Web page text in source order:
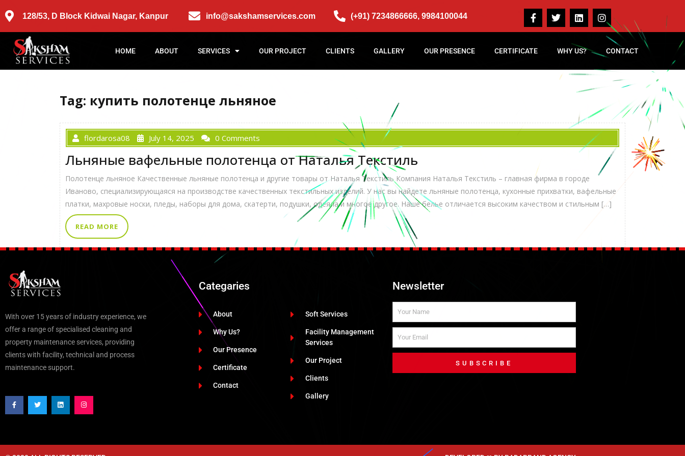
128/53, D Block Kidwai Nagar, Kanpur info@sakshamservices.com (+91) 7234866666, 9984100044
HOME ABOUT SERVICES OUR PROJECT CLIENTS GALLERY OUR PRESENCE CERTIFICATE WHY US? CONTACT
Tag: купить полотенце льняное
flordarosa08 July 14, 2025 0 Comments
Льняные вафельные полотенца от Наталья Текстиль
Полотенце льняное Качественные льняные полотенца и другие товары от Наталья Текстиль Компания Наталья Текстиль – главная фирма в городе
Иваново, специализирующаяся на производстве качественных текстильных изделий. У нас вы найдете льняные полотенца, кухонные прихватки, вафельные
платки, махровые носки, пледы, наборы для дома, скатерти, подушки, одеяла и многое другое. Наше белье отличается высоким качеством и стильным […]
READ MORE
With over 15 years of industry experience, we
offer a range of specialised cleaning and
property maintenance services, providing
clients with facility, technical and process
maintenance support.
Categaries
About
Why Us?
Our Presence
Certificate
Contact
Soft Services
Facility Management
Services
Our Project
Clients
Gallery
Newsletter
SUBSCRIBE